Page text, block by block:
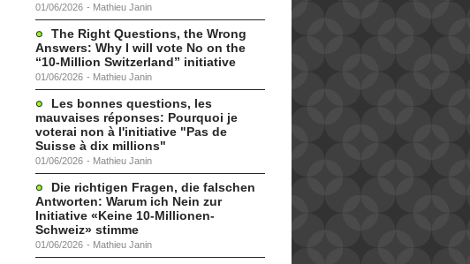
01/06/2026 - Mathieu Janin
The Right Questions, the Wrong
Answers: Why I will vote No on the
“10-Million Switzerland” initiative
01/06/2026 - Mathieu Janin
Les bonnes questions, les
mauvaises réponses: Pourquoi je
voterai non à l'initiative "Pas de
Suisse à dix millions"
01/06/2026 - Mathieu Janin
Die richtigen Fragen, die falschen
Antworten: Warum ich Nein zur
Initiative «Keine 10-Millionen-
Schweiz» stimme
01/06/2026 - Mathieu Janin